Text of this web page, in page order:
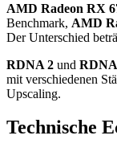
AMD Radeon RX
Benchmark, AMD
Der Unterschied
RDNA 2 und
mit verschiedenen
Upscaling.
Technische